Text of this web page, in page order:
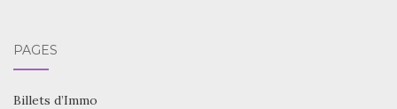
PAGES
Billets d’Immo